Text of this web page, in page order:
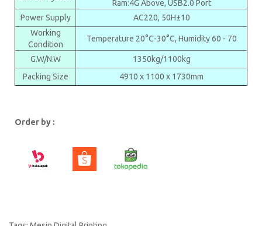
Ram:4G Above, USB2.0 Port
Power Supply
AC220, 50H±10
Working
Condition
Temperature 20°C-30°C, Humidity 60 - 70
G.W/N.W
1350kg/1100kg
Packing Size
4910 x 1100 x 1730mm
Order by :